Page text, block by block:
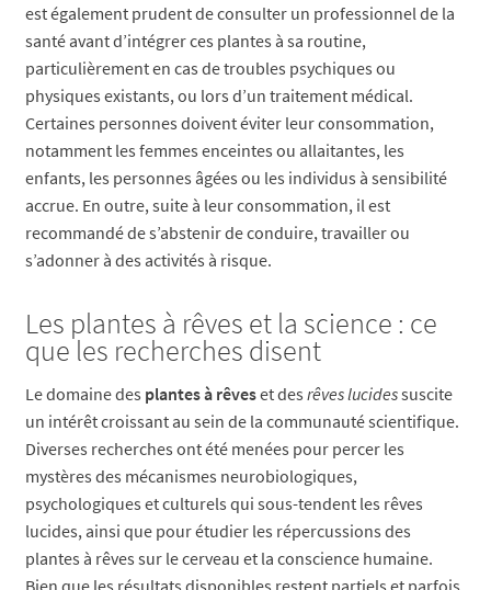
est également prudent de consulter un professionnel de la
santé avant d’intégrer ces plantes à sa routine,
particulièrement en cas de troubles psychiques ou
physiques existants, ou lors d’un traitement médical.
Certaines personnes doivent éviter leur consommation,
notamment les femmes enceintes ou allaitantes, les
enfants, les personnes âgées ou les individus à sensibilité
accrue. En outre, suite à leur consommation, il est
recommandé de s’abstenir de conduire, travailler ou
s’adonner à des activités à risque.
Les plantes à rêves et la science : ce
que les recherches disent
Le domaine des plantes à rêveset des rêves lucidessuscite
un intérêt croissant au sein de la communauté scientifique.
Diverses recherches ont été menées pour percer les
mystères des mécanismes neurobiologiques,
psychologiques et culturels qui sous-tendent les rêves
lucides, ainsi que pour étudier les répercussions des
plantes à rêves sur le cerveau et la conscience humaine.